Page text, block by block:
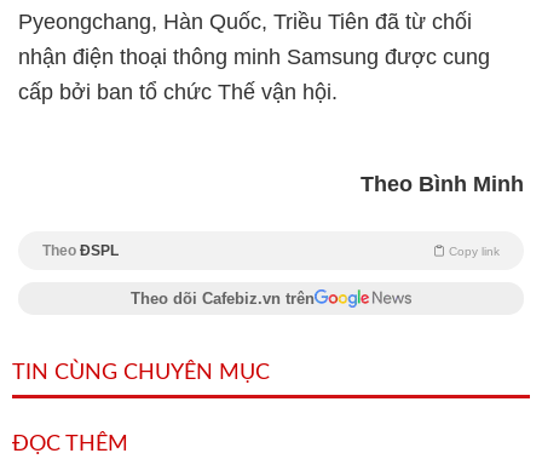
Pyeongchang, Hàn Quốc, Triều Tiên đã từ chối
nhận điện thoại thông minh Samsung được cung
cấp bởi ban tổ chức Thế vận hội.
Theo Bình Minh
Theo ĐSPL Copy link
Theo dõi Cafebiz.vn trên
TIN CÙNG CHUYÊN MỤC
ĐỌC THÊM